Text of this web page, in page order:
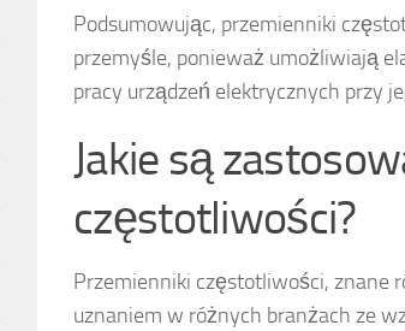
Podsumowując, przemienniki
przemyśle, ponieważ umożliwiają
pracy urządzeń elektrycznych przy
Jakie są
częstotliwości?
Przemienniki częstotliwości, znane
uznaniem w różnych branżach ze